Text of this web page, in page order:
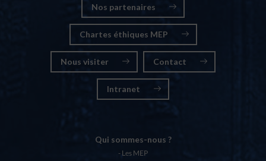
Nos partenaires
Chartes éthiques MEP
Nous visiter Contact
Intranet
Qui sommes-nous ?
Les MEP